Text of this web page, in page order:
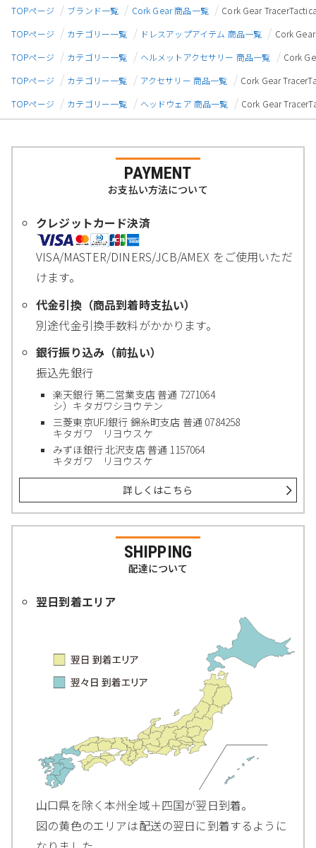
TOPページ
ブランド一覧 Cork Gear 商品一覧
Cork Gear
TOPページ
カテゴリー一覧 ドレスアップアイテム 商品一覧
Cork
TOPページ
カテゴリー一覧 ヘルメットアクセサリー 商品一覧
Cork
TOPページ
カテゴリー一覧 アクセサリー 商品一覧
Cork Gear
TOPページ
カテゴリー一覧 ヘッドウェア 商品一覧 Cork Gear
PAYMENT
お支払い方法について
クレジットカード決済
VISA/MASTER/DINERS/JCB/AMEX をご使用いただ
けます。
代金引換（商品到着時支払い）
別途代金引換手数料がかかります。
銀行振り込み（前払い）
振込先銀行
楽天銀行 第二営業支店 普通 7271064
シ）キタガワシヨウテン
三菱東京UFJ銀行 錦糸町支店 普通 0784258
キタガワ リヨウスケ
みずほ銀行 北沢支店 普通 1157064
キタガワ リヨウスケ
詳しくはこちら
SHIPPING
配達について
翌日到着エリア
山口県を除く本州全域＋四国が翌日到着。
図の黄色のエリアは配送の翌日に到着するように